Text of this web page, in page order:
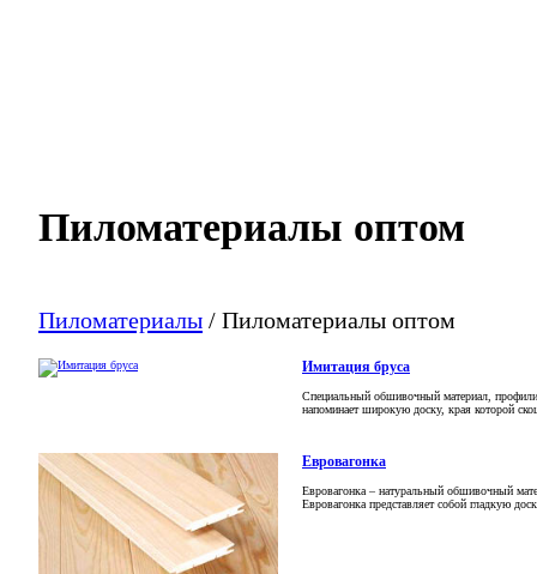
Пиломатериалы оптом
Пиломатериалы / Пиломатериалы оптом
Имитация бруса
Специальный обшивочный материал,
напоминает широкую доску, края которой
Евровагонка
Евровагонка – натуральный обшивочный
Евровагонка представляет собой гладкую